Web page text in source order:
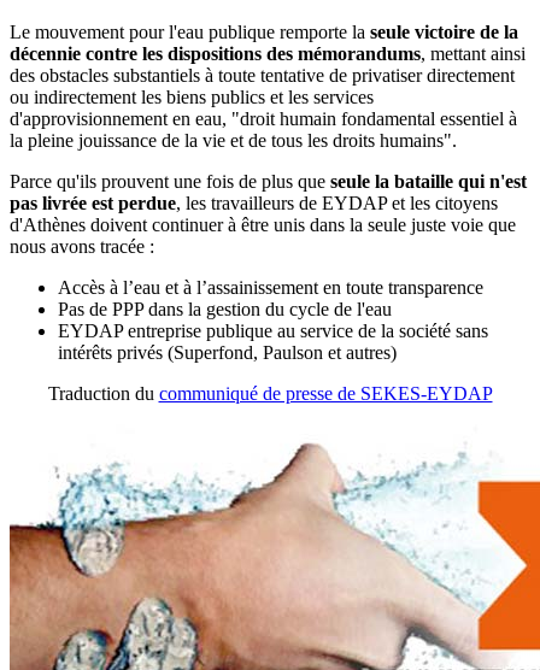
Le mouvement pour l'eau publique remporte la seule victoire de la
décennie contre les dispositions des mémorandums, mettant ainsi
des obstacles substantiels à toute tentative de privatiser directement
ou indirectement les biens publics et les services
d'approvisionnement en eau, "droit humain fondamental essentiel à
la pleine jouissance de la vie et de tous les droits humains".
Parce qu'ils prouvent une fois de plus que seule la bataille qui n'est
pas livrée est perdue, les travailleurs de EYDAP et les citoyens
d'Athènes doivent continuer à être unis dans la seule juste voie que
nous avons tracée :
Accès à l’eau et à l’assainissement en toute transparence
Pas de PPP dans la gestion du cycle de l'eau
EYDAP entreprise publique au service de la société sans
intérêts privés (Superfond, Paulson et autres)
Traduction du communiqué de presse de SEKES-EYDAP